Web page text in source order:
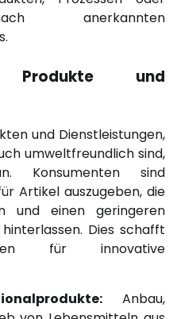
anerkannten
Produkte und
und Dienstleistungen,
umweltfreundlich sind,
Konsumenten sind
Artikel auszugeben, die
und einen geringeren
Dies schafft
für innovative
Anbau,